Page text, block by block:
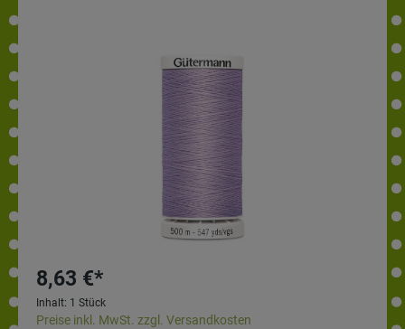
8,63 €*
Inhalt: 1 Stück
Preise inkl. MwSt. zzgl. Versandkosten